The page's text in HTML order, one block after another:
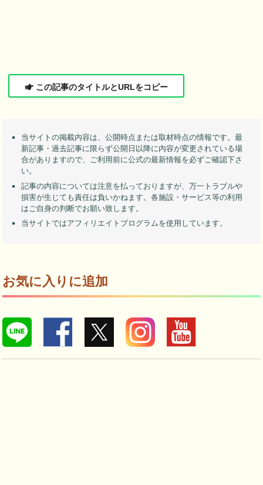
この記事のタイトルとURLをコピー
当サイトの掲載内容は、公開時点または取材時点の情報です。最
新記事・過去記事に限らず公開日以降に内容が変更されている場
合がありますので、ご利用前に公式の最新情報を必ずご確認下さ
い。
記事の内容については注意を払っておりますが、万一トラブルや
損害が生じても責任は負いかねます。各施設・サービス等の利用
はご自身の判断でお願い致します。
当サイトではアフィリエイトプログラムを使用しています。
お気に入りに追加